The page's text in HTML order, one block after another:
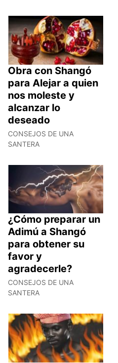
Obra con Shangó
para Alejar a quien
nos moleste y
alcanzar lo
deseado
CONSEJOS DE UNA
SANTERA
¿Cómo preparar un
Adimú a Shangó
para obtener su
favor y
agradecerle?
CONSEJOS DE UNA
SANTERA